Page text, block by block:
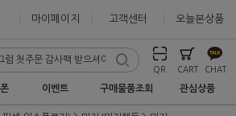
마이페이지 고객센터 오늘본상품
QR CART CHAT
이벤트 구매물품조회 관심상품